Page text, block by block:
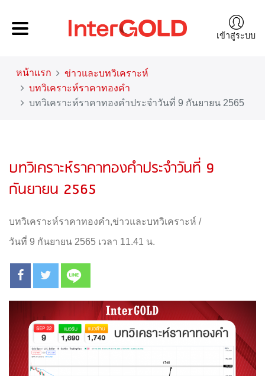
เข้าสู่ระบบ
หน้าแรก
ข่าวและบทวิเคราะห์
บทวิเคราะห์ราคาทองคำ
บทวิเคราะห์ราคาทองคำประจำวันที่ 9 กันยายน 2565
บทวิเคราะห์ราคาทองคำประจำวันที่ 9
กันยายน 2565
บทวิเคราะห์ราคาทองคำ,ข่าวและบทวิเคราะห์ /
วันที่ 9 กันยายน 2565 เวลา 11.41 น.